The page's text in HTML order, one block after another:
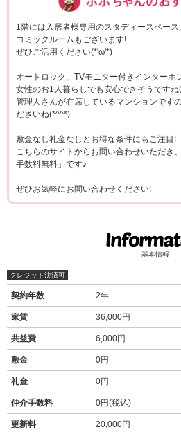
1階には入居者様専用のスタディースペー
コミックルームもございます!
ぜひご活用ください(*'ω'*)
オートロック、TVモニター付きインターホ
女性のお1人暮らしでも安心できそうですね
管理人さんが在席しているマンションです
ださいね(*^^*)
敷金なし礼金なしとお得な条件にもご注目!
こちらのサイトからお問い合わせいただき
手数料無料」です♪
ぜひお気軽にお問い合わせください!
基本情報
クレジット決済可
契約年数 2年
家賃 36,000円
共益費 6,000円
敷金 0円
礼金 0円
仲介手数料 0円(税込)
更新料 20,000円